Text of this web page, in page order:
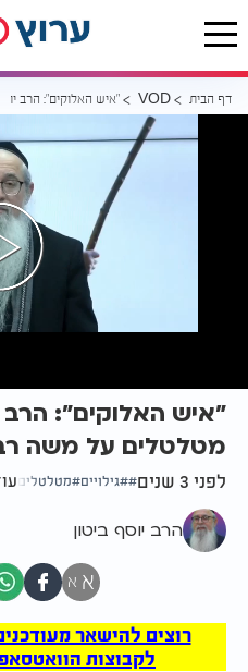
דף הבית VOD "איש האלוקים": הרב
"איש האלוקים": הרב
מטלטלים על משה
לפני 3 שנים גילויים מטלטלים
הרב יוסף ביטון
א א
רוצים להישאר
לקבוצות הוואטסאפ של